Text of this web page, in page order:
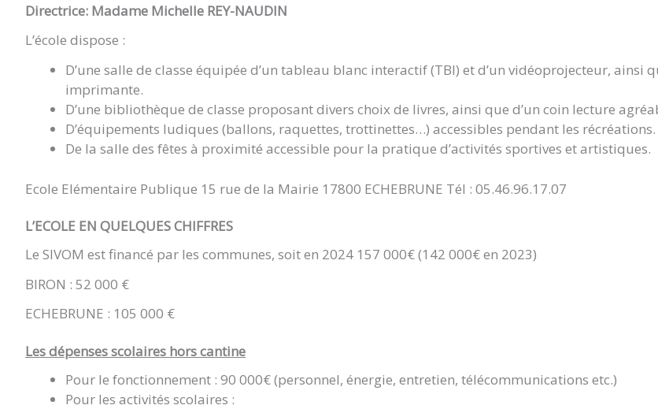
Directrice: Madame Michelle REY-NAUDIN
L’école dispose :
D’une salle de classe équipée d’un tableau blanc interactif (TBI) et d’un vidéoprojecteur,
imprimante.
D’une bibliothèque de classe proposant divers choix de livres, ainsi que d’un coin lecture
D’équipements ludiques (ballons, raquettes, trottinettes…) accessibles pendant les récréations.
De la salle des fêtes à proximité accessible pour la pratique d’activités sportives et artistiques.
Ecole Elémentaire Publique 15 rue de la Mairie 17800 ECHEBRUNE Tél : 05.46.96.17.07
L’ECOLE EN QUELQUES CHIFFRES
Le SIVOM est financé par les communes, soit en 2024 157 000€ (142 000€ en 2023)
BIRON : 52 000 €
ECHEBRUNE : 105 000 €
Les dépenses scolaires hors cantine
Pour le fonctionnement : 90 000€ (personnel, énergie, entretien, télécommunications etc.)
Pour les activités scolaires :